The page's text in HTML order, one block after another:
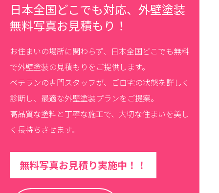
日本全国どこでも対応、外壁塗装
無料写真お見積もり！
お住まいの場所に関わらず、日本全国どこでも無料
で外壁塗装の見積もりをご提供します。
ベテランの専門スタッフが、ご自宅の状態を詳しく
診断し、最適な外壁塗装プランをご提案。
高品質な塗料と丁寧な施工で、大切な住まいを美し
く長持ちさせます。
無料写真お見積り実施中！！